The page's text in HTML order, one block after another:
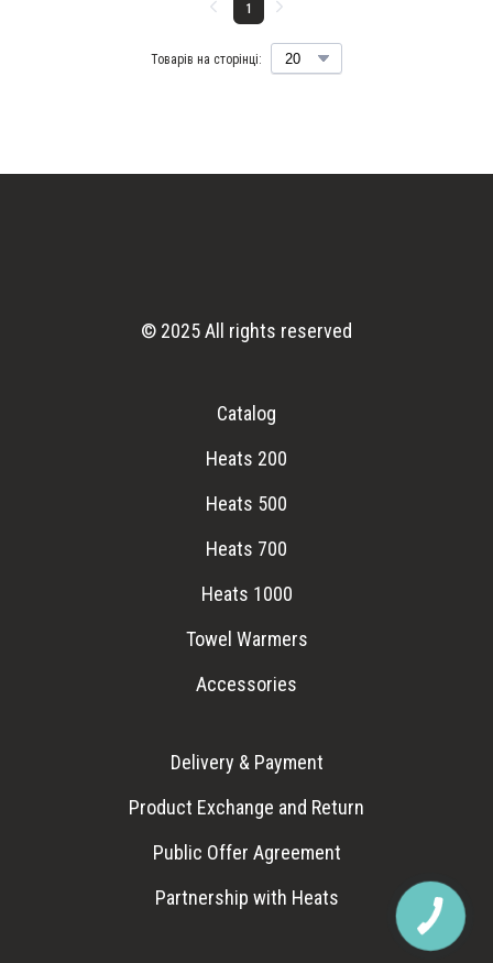
Товарів на сторінці:
1
© 2025 All rights reserved
Catalog
Heats 200
Heats 500
Heats 700
Heats 1000
Towel Warmers
Accessories
Delivery & Payment
Product Exchange and Return
Public Offer Agreement
Partnership with Heats